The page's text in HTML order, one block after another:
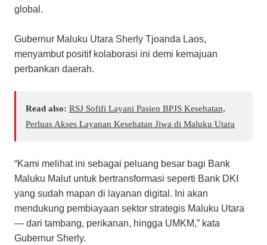
global.
Gubernur Maluku Utara Sherly Tjoanda Laos,
menyambut positif kolaborasi ini demi kemajuan
perbankan daerah.
Read also: RSJ Sofifi Layani Pasien BPJS Kesehatan,
Perluas Akses Layanan Kesehatan Jiwa di Maluku Utara
“Kami melihat ini sebagai peluang besar bagi Bank
Maluku Malut untuk bertransformasi seperti Bank DKI
yang sudah mapan di layanan digital. Ini akan
mendukung pembiayaan sektor strategis Maluku Utara
— dari tambang, perikanan, hingga UMKM,” kata
Gubernur Sherly.